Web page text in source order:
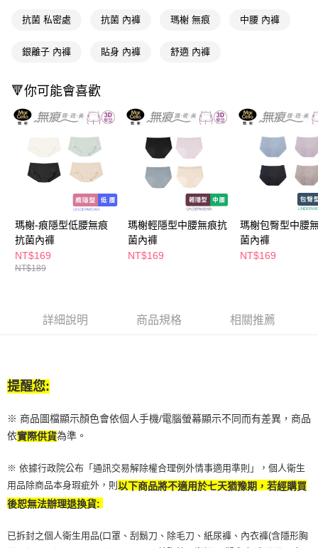
１．於結帳方式選擇「AFTEE先享後付」後，將跳轉至「AFTEE先享後付」
３．收到繳費通知簡訊後14天內，點擊此簡訊中的連結，可透過四大超商／
※ 請注意：結帳手續完成當下不需立刻繳費，但若您需要取消訂單，請聯絡
購買商品的店家。未經商家同意取消之訂單仍視為有效，需透過AFTEE先享
後付繳納相關費用。
※ 交易是否成功請以「AFTEE先享後付 」之結帳頁面顯示為準，若有關於
是否繳費成功／繳費後需取消欲退款等相關疑問，請聯繫「AFTEE先享後付
客戶支援中心」https://netprotections.freshdesk.com/support/home
易，需依本服務之必要範圍內提供個人資料，並將交易相關給付款項請求債
權轉讓予恩沛科技股份有限公司。
２．關於個人資料處理事宜，請瀏覽以下網址：
https://aftee.tw/terms/#terms3
４．使用「AFTEE先享後付」時，將依據個別帳號之用戶狀況，依本公司即
全家取貨付款
每筆NT$65，滿NT$390(含以上)免運費
萊爾富取貨付款
每筆NT$65，滿NT$490(含以上)免運費
付款後萊爾富取貨
每筆NT$65，滿NT$490(含以上)免運費
每筆NT$65，滿NT$490(含以上)免運費
付款後7-11取貨
每筆NT$65，滿NT$490(含以上)免運費
抗菌 私密處 抗菌 內褲 瑪榭 無痕 中腰 內褲
銀離子 內褲 貼身 內褲 舒適 內褲
🔻你可能會喜歡
瑪榭-痕隱型低腰無痕
抗菌內褲
NT$169
NT$189
瑪榭輕隱型中腰無痕抗
菌內褲
NT$169
瑪榭包臀型中腰
菌內褲
NT$169
詳細說明 商品規格 相關推薦
提醒您:
※ 商品圖檔顯示顏色會依個人手機/電腦螢幕顯示不同而有差異，商品
依實際供貨為準。
※ 依據行政院公布「通訊交易解除權合理例外情事適用準則」，個人衛生
用品除商品本身瑕疵外，則 以下商品將不適用於七天猶豫期，若經購買
後恕無法辦理退換貨:
已拆封之個人衛生用品(口罩、刮鬍刀、除毛刀、紙尿褲、內衣褲(含隱形胸